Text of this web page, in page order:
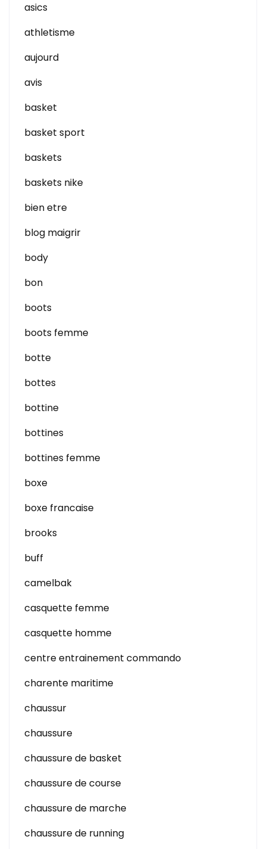
asics
athletisme
aujourd
avis
basket
basket sport
baskets
baskets nike
bien etre
blog maigrir
body
bon
boots
boots femme
botte
bottes
bottine
bottines
bottines femme
boxe
boxe francaise
brooks
buff
camelbak
casquette femme
casquette homme
centre entrainement commando
charente maritime
chaussur
chaussure
chaussure de basket
chaussure de course
chaussure de marche
chaussure de running